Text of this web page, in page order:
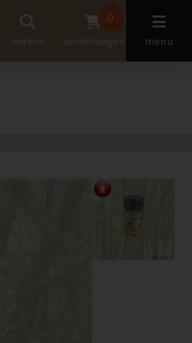
zoeken
0
winkelwagen menu